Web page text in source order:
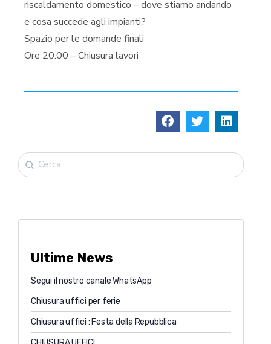
riscaldamento domestico – dove stiamo andando
e cosa succede agli impianti?
Spazio per le domande finali
Ore 20.00 – Chiusura lavori
Ultime News
Segui il nostro canale WhatsApp
Chiusura uffici per ferie
Chiusura uffici : Festa della Repubblica